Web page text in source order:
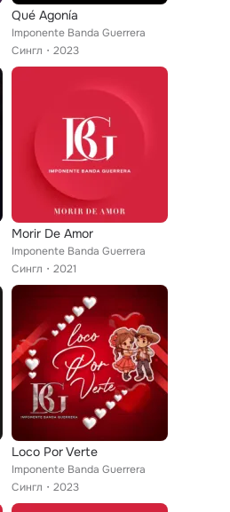
Qué Agonía
Imponente Banda Guerrera
Сингл
2023
Morir De Amor
Imponente Banda Guerrera
Сингл
2021
Loco Por Verte
Imponente Banda Guerrera
Сингл
2023